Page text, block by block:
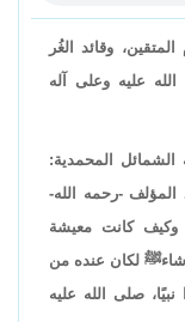
وقائد الغُر
عليه وعلى آله
الشمائل المحمدية:
-رحمه الله-
وكيف كانت معيشة
شاءﷺ لكان عنده من
نبيًا، صلى الله عليه